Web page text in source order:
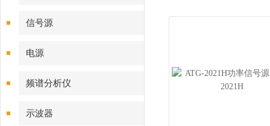
信号源
电源
频谱分析仪
示波器